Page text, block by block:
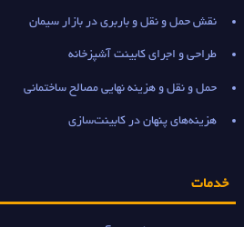
نقش حمل و نقل و باربری در بازار سیمان
طراحی و اجرای کابینت آشپزخانه
حمل و نقل و هزینه نهایی مصالح ساختمانی
هزینه‌های پنهان در کابینت‌سازی
خدمات